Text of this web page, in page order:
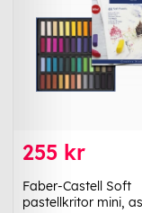
255 kr
Faber-Castell Soft
pastellkritor mini,